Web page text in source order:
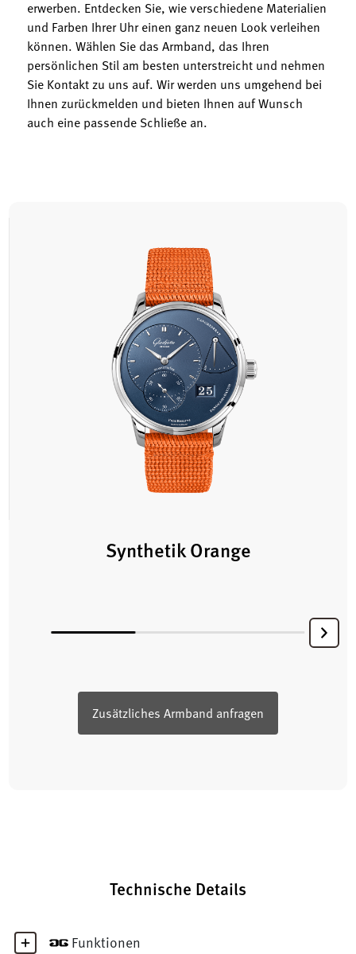
erwerben. Entdecken Sie, wie verschiedene Materialien
und Farben Ihrer Uhr einen ganz neuen Look verleihen
können. Wählen Sie das Armband, das Ihren
persönlichen Stil am besten unterstreicht und nehmen
Sie Kontakt zu uns auf. Wir werden uns umgehend bei
Ihnen zurückmelden und bieten Ihnen auf Wunsch
auch eine passende Schließe an.
Synthetik Orange
Zusätzliches Armband anfragen
Technische Details
Funktionen